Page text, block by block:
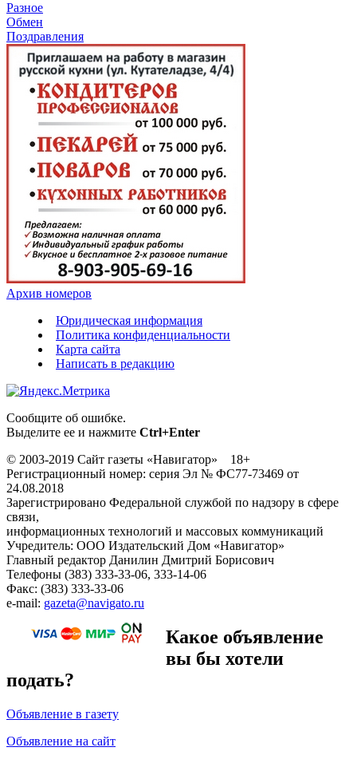
Разное
Обмен
Поздравления
Архив номеров
Юридическая информация
Политика конфиденциальности
Карта сайта
Написать в редакцию
Сообщите об ошибке.
Выделите ее и нажмите Ctrl+Enter
© 2003-2019 Сайт газеты «Навигатор» 18+
Регистрационный номер: серия Эл № ФС77-73469 от
24.08.2018
Зарегистрировано Федеральной службой по надзору в сфере
связи,
информационных технологий и массовых коммуникаций
Учредитель: ООО Издательский Дом «Навигатор»
Главный редактор Данилин Дмитрий Борисович
Телефоны (383) 333-33-06, 333-14-06
Факс: (383) 333-33-06
e-mail: gazeta@navigato.ru
Какое объявление
вы бы хотели
подать?
Объявление в газету
Объявление на сайт